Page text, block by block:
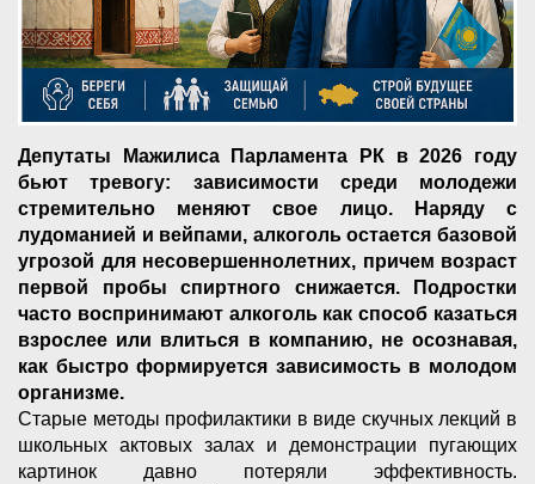
Депутаты Мажилиса Парламента РК в 2026 году
бьют тревогу: зависимости среди молодежи
стремительно меняют свое лицо. Наряду с
лудоманией и вейпами, алкоголь остается базовой
угрозой для несовершеннолетних, причем возраст
первой пробы спиртного снижается. Подростки
часто воспринимают алкоголь как способ казаться
взрослее или влиться в компанию, не осознавая,
как быстро формируется зависимость в молодом
организме.
Старые методы профилактики в виде скучных лекций в
школьных актовых залах и демонстрации пугающих
картинок давно потеряли эффективность.